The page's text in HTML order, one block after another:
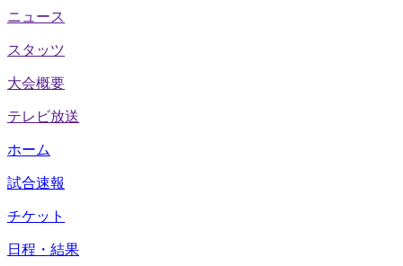
ニュース
スタッツ
大会概要
テレビ放送
ホーム
試合速報
チケット
日程・結果